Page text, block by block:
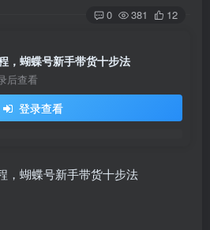
0 381 12
，蝴蝶号新手带货十步法
后查看
登录查看
，蝴蝶号新手带货十步法